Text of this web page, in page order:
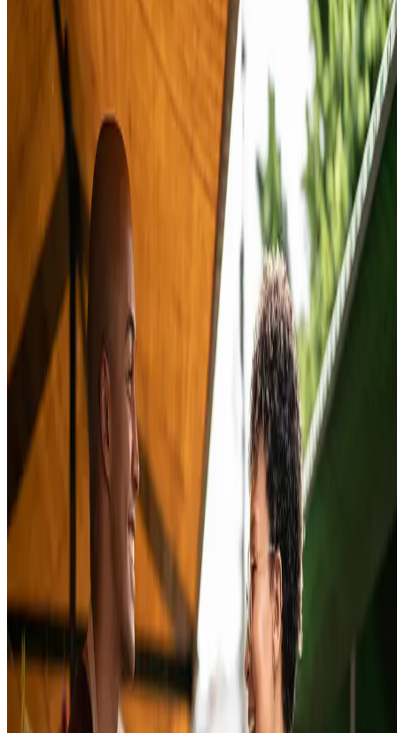
Assim, empresas que apostam em diversos meios de pagamentotêm
maiores chances de vender
. Neste post, apresentaremos as formas
preferidas dos brasileiros, aquelas que mais têm crescido e as
modalidades que você não pode desprezar
. Boa leitura!
Dinheiro
Enquanto existir uma loja física, lá estará alguém comprando algo
dinheiro em espécie. Do mesmo modo, negócios virtuais oferecem
pagamento em boleto — que são quitados com dinheiro em espécie,
como ainda ocorre nas casas lotéricas do país.
Segundo uma matéria recente , o Brasil ainda tem R$ 339 bilhões de
dinheiro em espécie circulando
. Esse meio teve uma queda, iniciada
em 2021, mas os números mostram que muita gente ainda carrega as
suas cédulas e moedas.
Basta lembrar, também, que uma cédula de R$ 200 foi lançada há
pouco tempo, em 2020. Os saques são feitos com menos frequência
que as transferências Pix, mas ainda respondem por mais de 3% do
dinheiro movimentado no Brasil atualmente. Portanto,
ainda devem incluir esse meio de pagamento em suas estratégias
Boleto bancário
Falamos um pouquinho dele, mas o boleto bancário ainda é uma das
opções mais práticas. Além disso, a versatilidade também agrada aos
usuários: é possível ler o código de barras com o aplicativo do banco,
copiá-lo manualmente ouaté mesmo realizar o pagamento direto
nas casas lotéricas ou agências bancárias.
Um boleto bancário não costuma liberar o pagamento no mesmo dia
em que o cliente quita o valor, mas ainda é uma opção útil, uma vez
que a leitura é feita em 24 horas (em dias úteis). Contudo, ele pode ser
um pouco burocrático quando falamos da emissão por parte das
Para realizar a emissão, normalmente, as agências bancárias cobram
uma pequena taxa. Além disso, é preciso alinhar a estratégia de
emissão e acompanhamento com o banco, tornando o processo um
pouco demorado para quem ainda não oferece essa opção.
Cartão de crédito e débito